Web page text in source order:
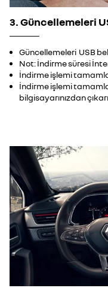
3. Güncellemeleri
Güncellemeleri USB
Not: İndirme süresi
İndirme işlemi
İndirme işlemi
bilgisayarınızdan